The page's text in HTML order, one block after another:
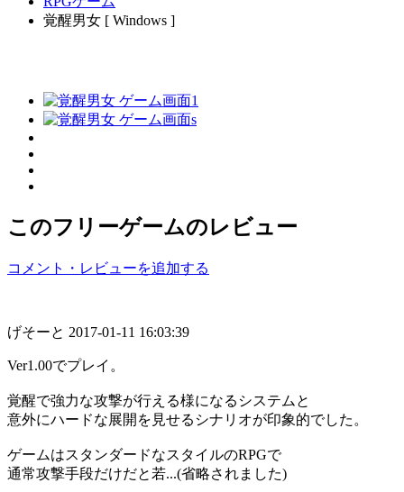
覚醒男女 [ Windows ]
このフリーゲームのレビュー
コメント・レビューを追加する
げそーと 2017-01-11 16:03:39
Ver1.00でプレイ。
覚醒で強力な攻撃が行える様になるシステムと
意外にハードな展開を見せるシナリオが印象的でした。
ゲームはスタンダードなスタイルのRPGで
通常攻撃手段だけだと若...(省略されました)